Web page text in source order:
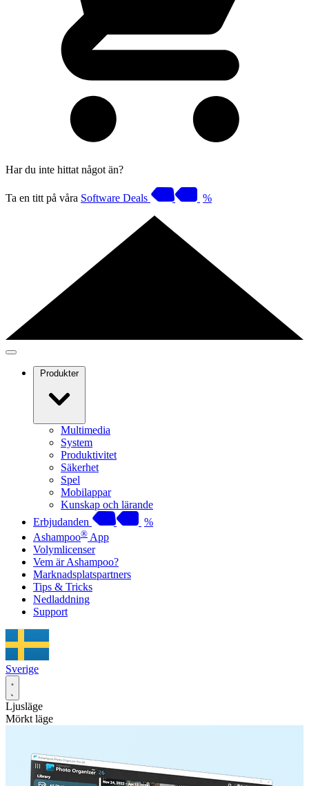
Har du inte hittat något än?
Ta en titt på våra Software Deals %
Produkter
Multimedia
System
Produktivitet
Säkerhet
Spel
Mobilappar
Kunskap och lärande
Erbjudanden
%
Ashampoo® App
Volymlicenser
Vem är Ashampoo?
Marknadsplatspartners
Tips & Tricks
Nedladdning
Support
Sverige
Ljusläge
Mörkt läge